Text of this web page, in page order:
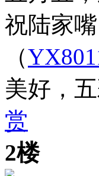
祝陆家嘴
（
美好，
赏
2楼